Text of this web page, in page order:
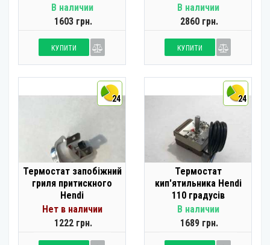
В наличии
1603 грн.
КУПИТИ
В наличии
2860 грн.
КУПИТИ
24
Термостат запобіжний
гриля притискного
Hendi
Нет в наличии
1222 грн.
24
Термостат
кип'ятильника Hendi
110 градусів
В наличии
1689 грн.